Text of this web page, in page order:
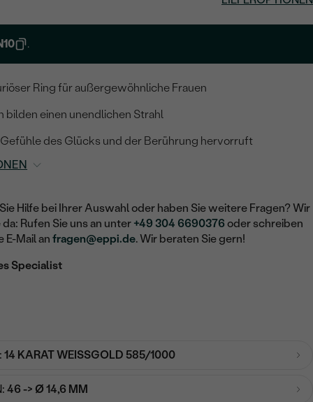
.
Ring für außergewöhnliche Frauen
bilden einen unendlichen Strahl
des Glücks und der Berührung hervorruft
Hilfe bei Ihrer Auswahl oder haben Sie weitere Fragen? Wir
Rufen Sie uns an unter +49 304 6690376 oder schreiben
E-Mail anfragen@eppi.de. Wir beraten Sie gern!
Specialist
14 KARAT WEISSGOLD 585/1000
46 -> Ø 14,6 MM